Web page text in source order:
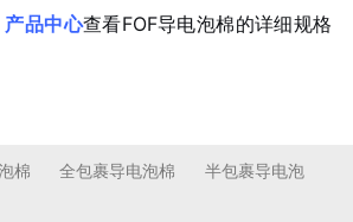
产品中心查看FOF导电泡棉的详细规格
棉 全包裹导电泡棉
半包裹导电泡